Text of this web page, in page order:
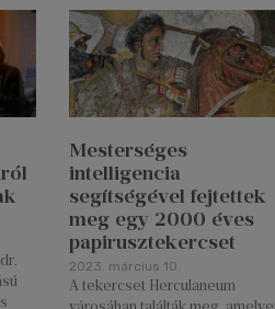
Mesterséges
intelligencia
segítségével fejtettek
meg egy 2000 éves
papirusztekercset
2023. március 10.
A tekercset Herculaneum